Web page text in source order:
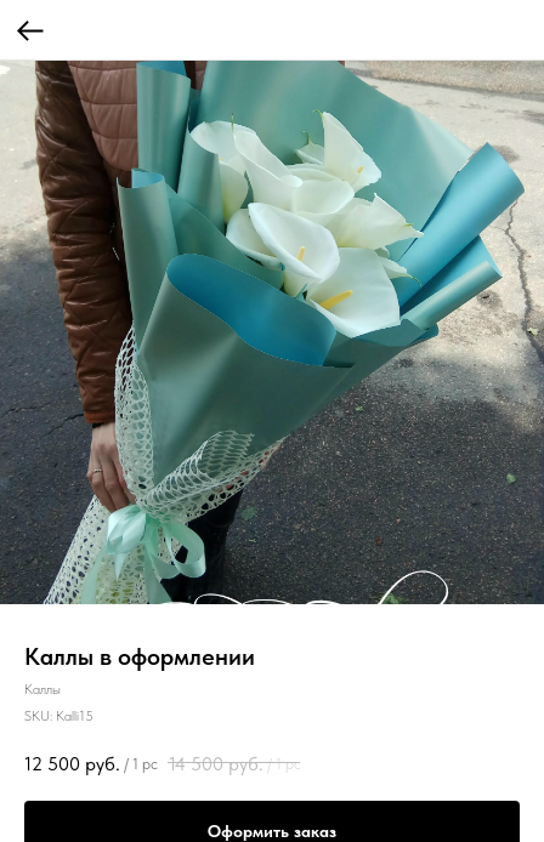
Каллы в оформлении
Каллы
SKU: Kalli15
12 500 руб. / 1 pc 14 500 руб. / 1 pc
Оформить заказ